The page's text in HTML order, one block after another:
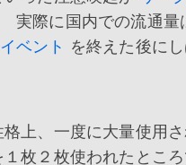
実際に国内での流通量
イベント を終えた後に
格上、一度に大量使用
枚２枚使われたとこ